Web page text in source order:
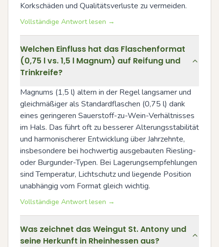
Korkschäden und Qualitätsverluste zu vermeiden.
Vollständige Antwort lesen →
Welchen Einfluss hat das Flaschenformat
(0,75 l vs. 1,5 l Magnum) auf Reifung und
Trinkreife?
Magnums (1,5 l) altern in der Regel langsamer und
gleichmäßiger als Standardflaschen (0,75 l) dank
eines geringeren Sauerstoff-zu-Wein-Verhältnisses
im Hals. Das führt oft zu besserer Alterungsstabilität
und harmonischerer Entwicklung über Jahrzehnte,
insbesondere bei hochwertig ausgebauten Riesling-
oder Burgunder-Typen. Bei Lagerungsempfehlungen
sind Temperatur, Lichtschutz und liegende Position
unabhängig vom Format gleich wichtig.
Vollständige Antwort lesen →
Was zeichnet das Weingut St. Antony und
seine Herkunft in Rheinhessen aus?